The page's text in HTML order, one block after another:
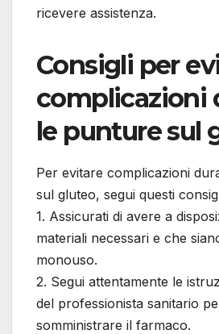
ricevere assistenza.
Consigli per
complicazioni
le punture sul
Per evitare complicazioni
sul gluteo, segui questi
1. Assicurati di avere a
materiali necessari e che
monouso.
2. Segui attentamente le
del professionista sanitario
somministrare il farmaco.